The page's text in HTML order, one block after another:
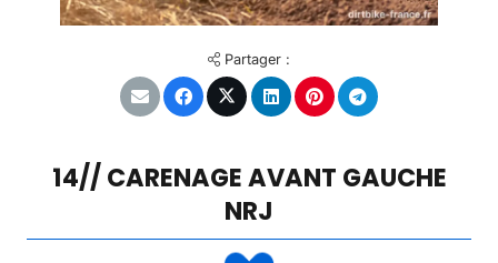
Partager :
14// CARENAGE AVANT GAUCHE
NRJ